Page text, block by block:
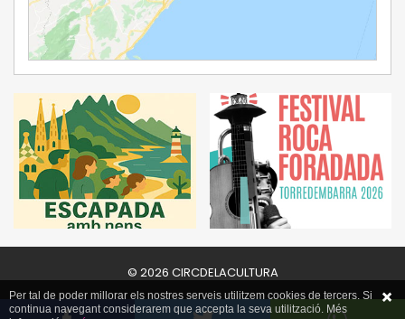
© 2026 CIRCDELACULTURA
Per tal de poder millorar els nostres serveis utilitzem cookies de tercers. Si
continua navegant considerarem que accepta la seva utilització. Més